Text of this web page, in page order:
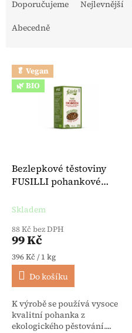
Doporučujeme Nejlevnější
Abecedně
Výpis produktů
🥬 Vegan
🌿 BIO
Bezlepkové těstoviny
FUSILLI pohankové
Felicia
Skladem
88 Kč bez DPH
99 Kč
Měrná cena:
396 Kč / 1 kg
Do košíku
K výrobě se používá vysoce
kvalitní pohanka z
ekologického pěstování....